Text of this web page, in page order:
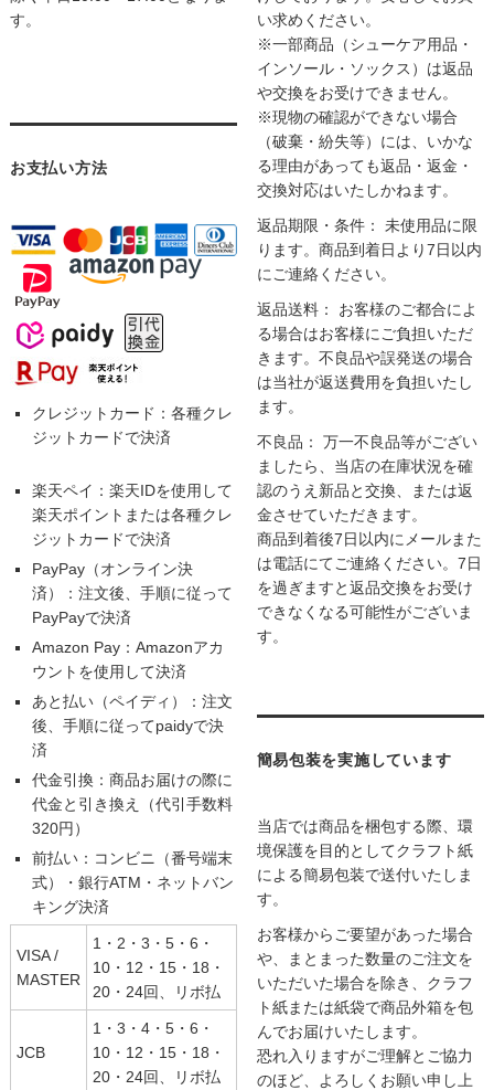
す。
お支払い方法
クレジットカード：各種クレ
ジットカードで決済
楽天ペイ：楽天IDを使用して
楽天ポイントまたは各種クレ
ジットカードで決済
PayPay（オンライン決
済）：注文後、手順に従って
PayPayで決済
Amazon Pay：Amazonアカ
ウントを使用して決済
あと払い（ペイディ）：注文
後、手順に従ってpaidyで決
済
代金引換：商品お届けの際に
代金と引き換え（代引手数料
320円）
前払い：コンビニ（番号端末
式）・銀行ATM・ネットバン
キング決済
VISA /
MASTER
1・2・3・5・6・
10・12・15・18・
20・24回、リボ払
JCB
1・3・4・5・6・
10・12・15・18・
20・24回、リボ払
い求めください。
※一部商品（シューケア用品・
インソール・ソックス）は返品
や交換をお受けできません。
※現物の確認ができない場合
（破棄・紛失等）には、いかな
る理由があっても返品・返金・
交換対応はいたしかねます。
返品期限・条件： 未使用品に限
ります。商品到着日より7日以内
にご連絡ください。
返品送料： お客様のご都合によ
る場合はお客様にご負担いただ
きます。不良品や誤発送の場合
は当社が返送費用を負担いたし
ます。
不良品： 万一不良品等がござい
ましたら、当店の在庫状況を確
認のうえ新品と交換、または返
金させていただきます。
商品到着後7日以内にメールまた
は電話にてご連絡ください。7日
を過ぎますと返品交換をお受け
できなくなる可能性がございま
す。
簡易包装を実施しています
当店では商品を梱包する際、環
境保護を目的としてクラフト紙
による簡易包装で送付いたしま
す。
お客様からご要望があった場合
や、まとまった数量のご注文を
いただいた場合を除き、クラフ
ト紙または紙袋で商品外箱を包
んでお届けいたします。
恐れ入りますがご理解とご協力
のほど、よろしくお願い申し上